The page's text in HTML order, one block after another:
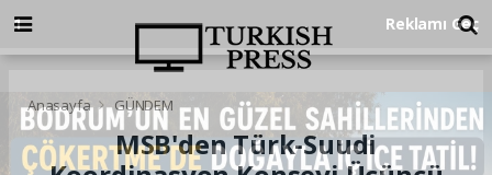
Anasayfa GÜNDEM
MSB'den Türk-Suudi